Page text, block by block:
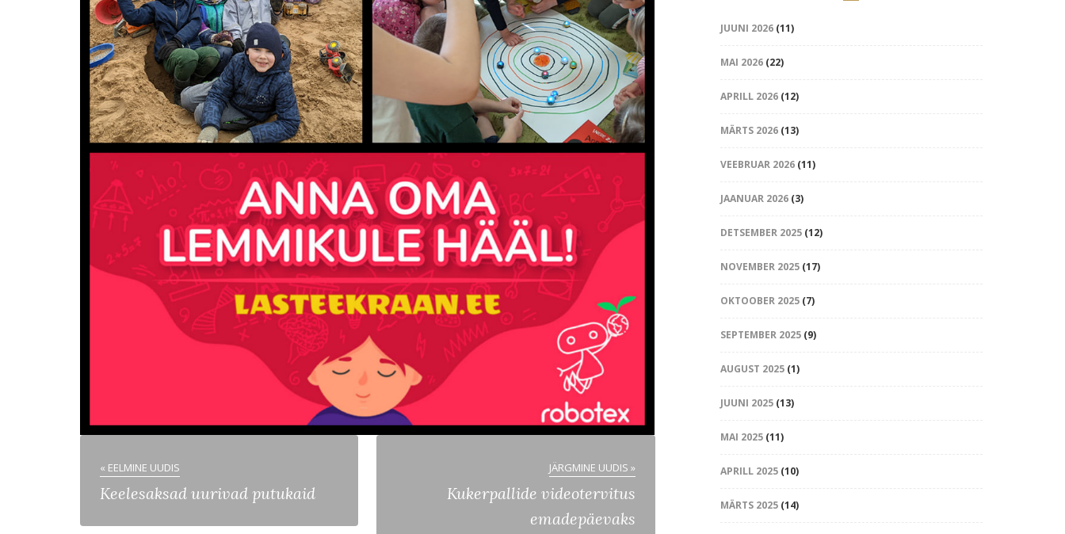
« EELMINE UUDIS
Keelesaksad uurivad putukaid
JÄRGMINE UUDIS »
Kukerpallide videotervitus
emadepäevaks
JUUNI 2026(11)
MAI 2026(22)
APRILL 2026(12)
MÄRTS 2026(13)
VEEBRUAR 2026(11)
JAANUAR 2026(3)
DETSEMBER 2025(12)
NOVEMBER 2025(17)
OKTOOBER 2025(7)
SEPTEMBER 2025(9)
AUGUST 2025(1)
JUUNI 2025(13)
MAI 2025(11)
APRILL 2025(10)
MÄRTS 2025(14)